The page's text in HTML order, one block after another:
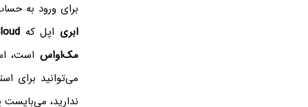
برای ورود به
ابری اپل که
مک‌او‌اس است،
ندارید،